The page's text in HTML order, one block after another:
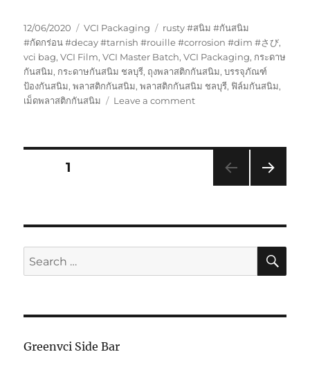
Posted
on
12/06/2020 Categories
VCI Packaging Tags
rusty #สนิม #กันสนิม
#กัดกร่อน #decay #tarnish #rouille #corrosion #dim #さび,
vci bag,VCI Film,VCI Master Batch,VCI Packaging, กระดาษ
กันสนิม, กระดาษกันสนิม ชลบุรี, ถุงพลาสติกกันสนิม,บรรจุภัณฑ์
ป้องกันสนิม,พลาสติกกันสนิม,พลาสติกกันสนิม ชลบุรี, ฟิล์มกันสนิม,
เม็ดพลาสติกกันสนิม
Leave a commenton
(ไม่ใช่
การ
น้ำ
น้ำ
Posts
PAGE1
Search
for:
Greenvci Side Bar